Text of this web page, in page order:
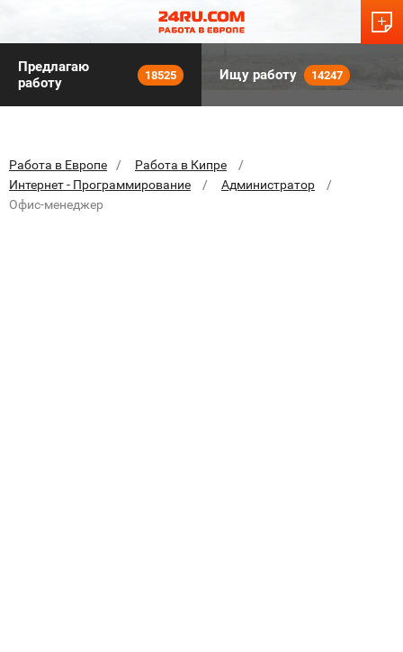
Предлагаю
работу
18525 Ищу работу 14247
Работа в Европе
Работа в Кипре
Интернет - Программирование
Администратор
Офис-менеджер